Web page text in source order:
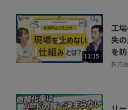
12:15
工
失
を
株式